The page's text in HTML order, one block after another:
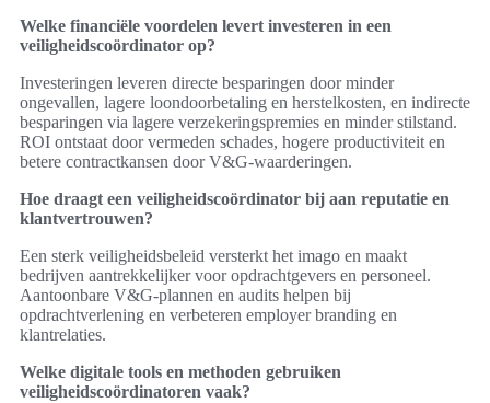
Welke financiële voordelen levert investeren in een
veiligheidscoördinator op?
Investeringen leveren directe besparingen door minder
ongevallen, lagere loondoorbetaling en herstelkosten, en indirecte
besparingen via lagere verzekeringspremies en minder stilstand.
ROI ontstaat door vermeden schades, hogere productiviteit en
betere contractkansen door V&G-waarderingen.
Hoe draagt een veiligheidscoördinator bij aan reputatie en
klantvertrouwen?
Een sterk veiligheidsbeleid versterkt het imago en maakt
bedrijven aantrekkelijker voor opdrachtgevers en personeel.
Aantoonbare V&G-plannen en audits helpen bij
opdrachtverlening en verbeteren employer branding en
klantrelaties.
Welke digitale tools en methoden gebruiken
veiligheidscoördinatoren vaak?